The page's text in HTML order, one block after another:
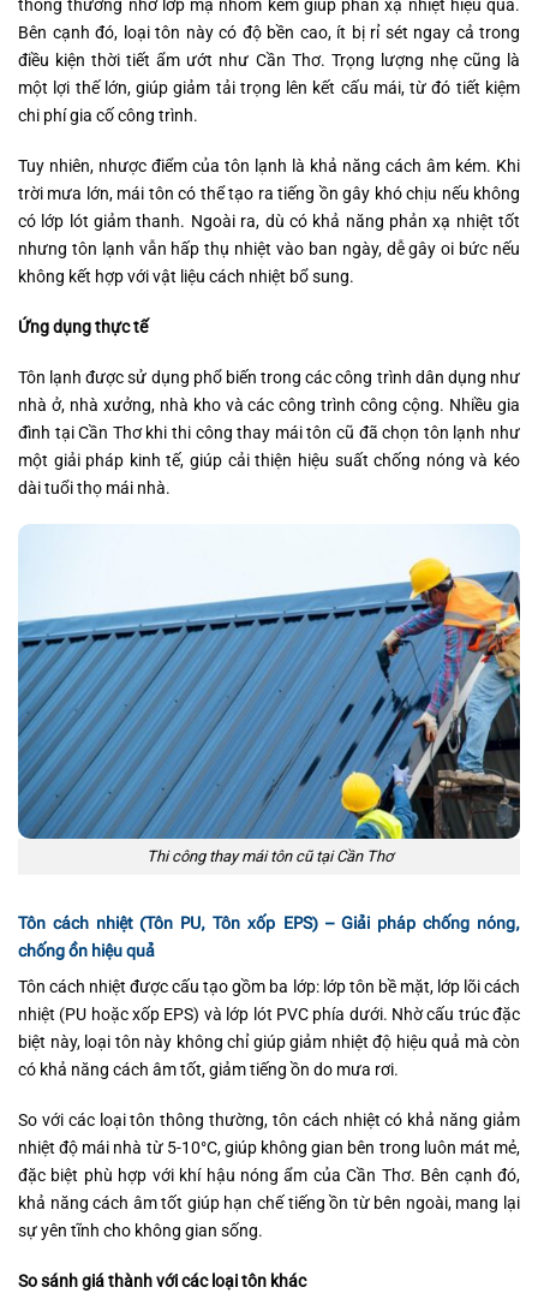
thông thường nhờ lớp mạ nhôm kẽm giúp phản xạ nhiệt hiệu quả.
Bên cạnh đó, loại tôn này có độ bền cao, ít bị rỉ sét ngay cả trong
điều kiện thời tiết ẩm ướt như Cần Thơ. Trọng lượng nhẹ cũng là
một lợi thế lớn, giúp giảm tải trọng lên kết cấu mái, từ đó tiết kiệm
chi phí gia cố công trình.
Tuy nhiên, nhược điểm của tôn lạnh là khả năng cách âm kém. Khi
trời mưa lớn, mái tôn có thể tạo ra tiếng ồn gây khó chịu nếu không
có lớp lót giảm thanh. Ngoài ra, dù có khả năng phản xạ nhiệt tốt
nhưng tôn lạnh vẫn hấp thụ nhiệt vào ban ngày, dễ gây oi bức nếu
không kết hợp với vật liệu cách nhiệt bổ sung.
Ứng dụng thực tế
Tôn lạnh được sử dụng phổ biến trong các công trình dân dụng như
nhà ở, nhà xưởng, nhà kho và các công trình công cộng. Nhiều gia
đình tại Cần Thơ khi thi công thay mái tôn cũ đã chọn tôn lạnh như
một giải pháp kinh tế, giúp cải thiện hiệu suất chống nóng và kéo
dài tuổi thọ mái nhà.
Thi công thay mái tôn cũ tại Cần Thơ
Tôn cách nhiệt (Tôn PU, Tôn xốp EPS) – Giải pháp chống nóng,
chống ồn hiệu quả
Tôn cách nhiệt được cấu tạo gồm ba lớp: lớp tôn bề mặt, lớp lõi cách
nhiệt (PU hoặc xốp EPS) và lớp lót PVC phía dưới. Nhờ cấu trúc đặc
biệt này, loại tôn này không chỉ giúp giảm nhiệt độ hiệu quả mà còn
có khả năng cách âm tốt, giảm tiếng ồn do mưa rơi.
So với các loại tôn thông thường, tôn cách nhiệt có khả năng giảm
nhiệt độ mái nhà từ 5-10°C, giúp không gian bên trong luôn mát mẻ,
đặc biệt phù hợp với khí hậu nóng ẩm của Cần Thơ. Bên cạnh đó,
khả năng cách âm tốt giúp hạn chế tiếng ồn từ bên ngoài, mang lại
sự yên tĩnh cho không gian sống.
So sánh giá thành với các loại tôn khác